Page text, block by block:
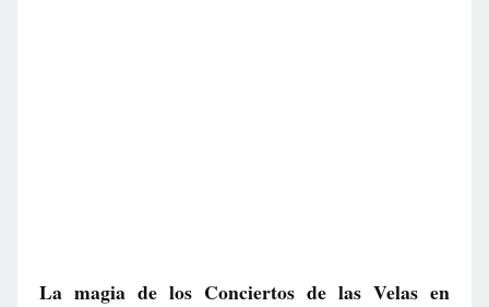
La magia de los Conciertos de las Velas en